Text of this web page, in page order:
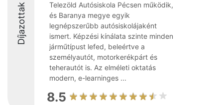
Díjazottak
Telezöld Autósiskola Pécsen működik,
és Baranya megye egyik
legnépszerűbb autósiskolájaként
ismert. Képzési kínálata szinte minden
járműtípust lefed, beleértve a
személyautót, motorkerékpárt és
teherautót is. Az elméleti oktatás
modern, e-learninges ...
8.5